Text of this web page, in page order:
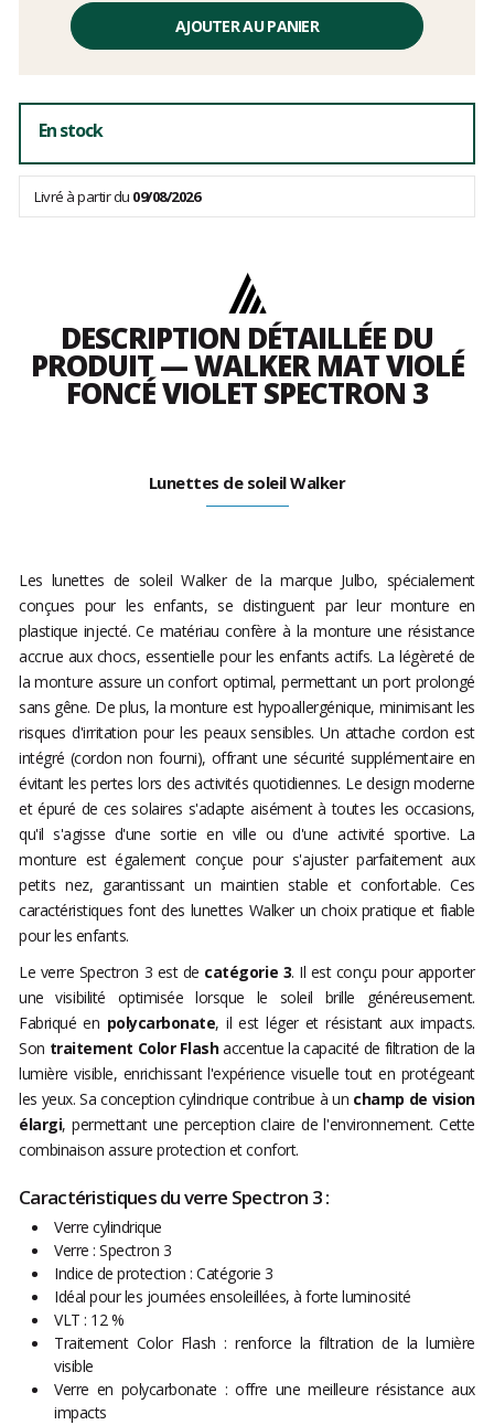
unitaire,
AJOUTER AU PANIER
En stock
Livré à partir du 09/08/2026
DESCRIPTION DÉTAILLÉE DU
PRODUIT — WALKER MAT VIOLÉ
FONCÉ VIOLET SPECTRON 3
Lunettes de soleil Walker
Les lunettes de soleil Walker de la marque Julbo, spécialement
conçues pour les enfants, se distinguent par leur monture en
plastique injecté. Ce matériau confère à la monture une résistance
accrue aux chocs, essentielle pour les enfants actifs. La légèreté de
la monture assure un confort optimal, permettant un port prolongé
sans gêne. De plus, la monture est hypoallergénique, minimisant les
risques d'irritation pour les peaux sensibles. Un attache cordon est
intégré (cordon non fourni), offrant une sécurité supplémentaire en
évitant les pertes lors des activités quotidiennes. Le design moderne
et épuré de ces solaires s'adapte aisément à toutes les occasions,
qu'il s'agisse d'une sortie en ville ou d'une activité sportive. La
monture est également conçue pour s'ajuster parfaitement aux
petits nez, garantissant un maintien stable et confortable. Ces
caractéristiques font des lunettes Walker un choix pratique et fiable
pour les enfants.
Le verre Spectron 3 est de catégorie 3. Il est conçu pour apporter
une visibilité optimisée lorsque le soleil brille généreusement.
Fabriqué en polycarbonate, il est léger et résistant aux impacts.
Son traitement Color Flashaccentue la capacité de filtration de la
lumière visible, enrichissant l'expérience visuelle tout en protégeant
les yeux. Sa conception cylindrique contribue à un champ de vision
élargi, permettant une perception claire de l'environnement. Cette
combinaison assure protection et confort.
Caractéristiques du verre Spectron 3 :
Verre cylindrique
Verre : Spectron 3
Indice de protection : Catégorie 3
Idéal pour les journées ensoleillées, à forte luminosité
VLT : 12 %
Traitement Color Flash : renforce la filtration de la lumière
visible
Verre en polycarbonate : offre une meilleure résistance aux
impacts